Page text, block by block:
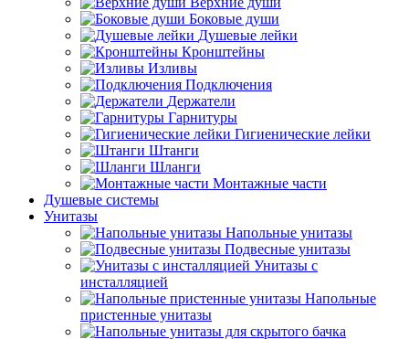
Боковые души
Душевые лейки
Кронштейны
Изливы
Подключения
Держатели
Гарнитуры
Гигиенические лейки
Штанги
Шланги
Монтажные части
Душевые системы
Унитазы
Напольные унитазы
Подвесные унитазы
Унитазы с
инсталляцией
Напольные
пристенные унитазы